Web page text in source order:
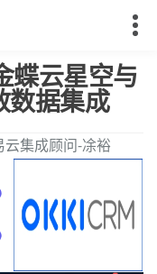
蝶云星空与
数据集成
云集成顾问-凃裕